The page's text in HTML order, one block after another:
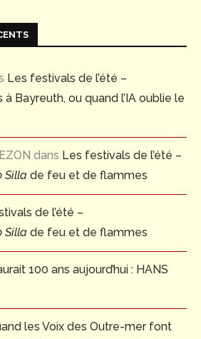
Les festivals de l’été –
à Bayreuth, ou quand l’IA oublie le
dans Les festivals de l’été –
Silla de feu et de flammes
de l’été –
Silla de feu et de flammes
100 ans aujourd’hui : HANS
les Voix des Outre-mer font